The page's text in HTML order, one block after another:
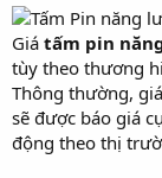
Giá tấm pin
tùy theo thương
Thông thường,
sẽ được báo giá
động theo thị